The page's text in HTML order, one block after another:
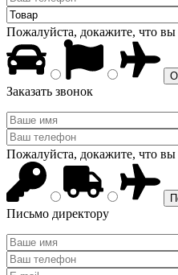
Пожалуйста, докажите, что вы
Заказать звонок
Пожалуйста, докажите, что вы
Письмо директору